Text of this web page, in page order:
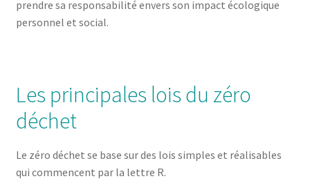
prendre sa responsabilité envers son impact écologique
personnel et social.
Les principales lois du zéro
déchet
Le zéro déchet se base sur des lois simples et réalisables
qui commencent par la lettre R.